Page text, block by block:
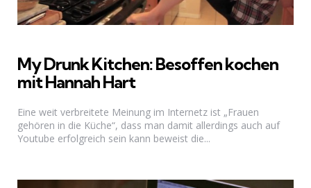
My Drunk Kitchen: Besoffen kochen
mit Hannah Hart
Eine weit verbreitete Meinung im Internetz ist „Frauen
gehören in die Küche“, dass man damit allerdings auch auf
Youtube erfolgreich sein kann beweist die...